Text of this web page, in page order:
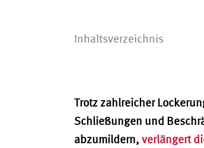
Inhaltsverzeichnis
Trotz zahlreicher
Schließungen und
abzumildern, verlängert